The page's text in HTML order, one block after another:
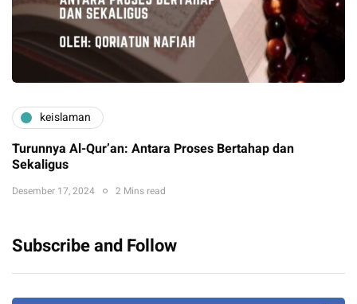
keislaman
Turunnya Al-Qur’an: Antara Proses Bertahap dan
Sekaligus
Desember 17, 2024 2 Mins read
Subscribe and Follow